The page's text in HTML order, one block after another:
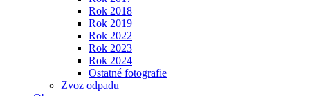
Rok 2018
Rok 2019
Rok 2022
Rok 2023
Rok 2024
Ostatné fotografie
Zvoz odpadu